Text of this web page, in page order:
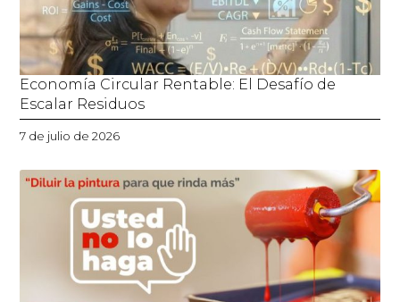
Economía Circular Rentable: El Desafío de
Escalar Residuos
7 de julio de 2026